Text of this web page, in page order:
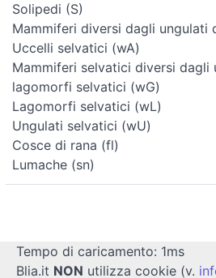
Solipedi (S)
Mammiferi diversi dagli ungulati
Uccelli selvatici (wA)
Mammiferi selvatici diversi dagli
lagomorfi selvatici (wG)
Lagomorfi selvatici (wL)
Ungulati selvatici (wU)
Cosce di rana (fl)
Lumache (sn)
Tempo di caricamento: 1ms
Blia.it NON utilizza cookie (v.